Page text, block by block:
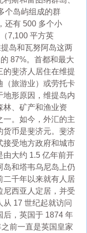
个岛屿组成的群
还有 500 多个小
7,100 平方英
岛和瓦努阿岛这两
87%。首都和最大
的斐济人居住在维提
（旅游业）或劳托卡
地形原因，维提岛内
林、矿产和渔业资
一。如今，外汇的主
货币是斐济元。斐济
接受地方政府和城市
由大约 1.5 亿年前开
岛和塔韦乌尼岛上仍
二千年以来就有人居
尼西亚人定居，并受
17 世纪起就访问
后，英国于 1874 年
前一直是英国皇家